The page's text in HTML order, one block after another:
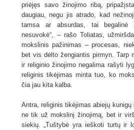
priėjęs savo žinojimo ribą,
daugiau, negu jis atrado, kad
tamsa ar absurdas, tai begalinė
nesuvokė“, – rašo Toliatas,
mokslinis pažinimas – procesas,
bet vis dėlto žengiantis pirmyn. Tarp
ir religinio žinojimo negalima rašyti
religinis tikėjimas minta tuo, ko
čia jau kita kalba.
Antra, religinis tikėjimas abiejų
ne tik už mokslinį žinojimą, bet ir
siekių. „Tuštybė yra ieškoti turtų ir